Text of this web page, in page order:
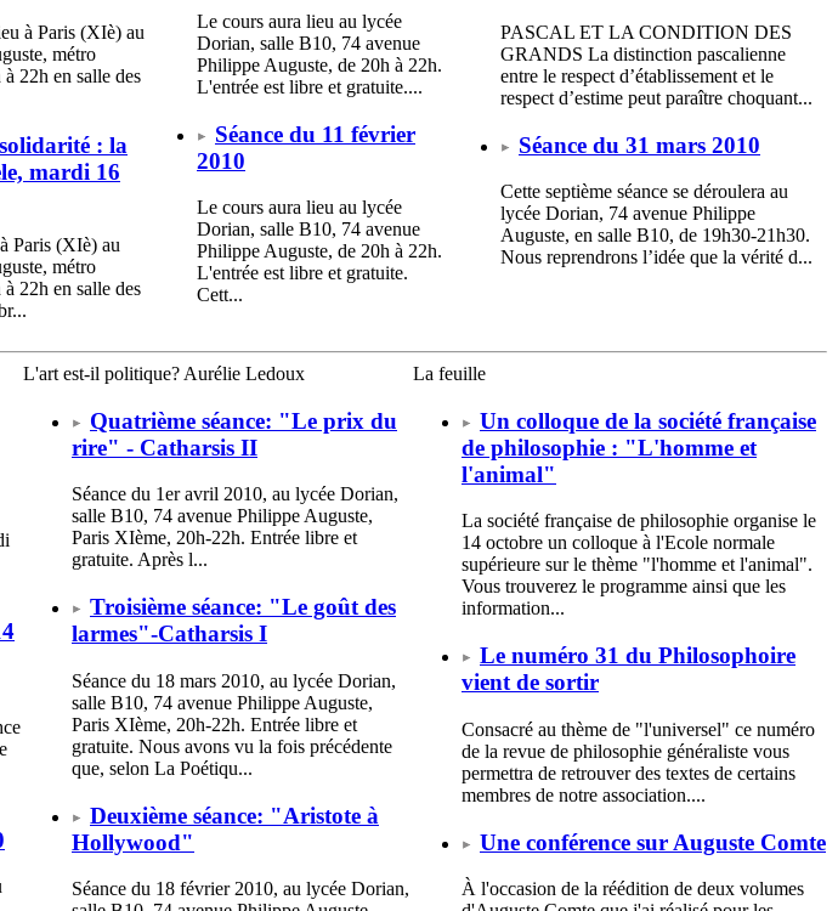
à Paris (XIè) au
métro
22h en salle des
: la
mardi 16
Paris (XIè) au
métro
22h en salle des
Le cours aura lieu au lycée
Dorian, salle B10, 74 avenue
Philippe Auguste, de 20h à 22h.
L'entrée est libre et gratuite....
Séance du 11 février
2010
Le cours aura lieu au lycée
Dorian, salle B10, 74 avenue
Philippe Auguste, de 20h à 22h.
L'entrée est libre et gratuite.
Cett...
PASCAL ET LA CONDITION DES
GRANDS La distinction pascalienne
entre le respect d’établissement et le
respect d’estime peut paraître choquant...
Séance du 31 mars 2010
Cette septième séance se déroulera au
lycée Dorian, 74 avenue Philippe
Auguste, en salle B10, de 19h30-21h30.
Nous reprendrons l’idée que la vérité d...
L'art est-il politique? Aurélie Ledoux
Quatrième séance: "Le prix du
rire" - Catharsis II
Séance du 1er avril 2010, au lycée Dorian,
salle B10, 74 avenue Philippe Auguste,
Paris XIème, 20h-22h. Entrée libre et
gratuite. Après l...
Troisième séance: "Le goût des
larmes"-Catharsis I
Séance du 18 mars 2010, au lycée Dorian,
salle B10, 74 avenue Philippe Auguste,
Paris XIème, 20h-22h. Entrée libre et
gratuite. Nous avons vu la fois précédente
que, selon La Poétiqu...
Deuxième séance: "Aristote à
Hollywood"
Séance du 18 février 2010, au lycée Dorian,
La feuille
Un colloque de la société française
de philosophie : "L'homme et
l'animal"
La société française de philosophie organise le
14 octobre un colloque à l'Ecole normale
supérieure sur le thème "l'homme et l'animal".
Vous trouverez le programme ainsi que les
information...
Le numéro 31 du Philosophoire
vient de sortir
Consacré au thème de "l'universel" ce numéro
de la revue de philosophie généraliste vous
permettra de retrouver des textes de certains
membres de notre association....
Une conférence sur Auguste Comte
À l'occasion de la réédition de deux volumes